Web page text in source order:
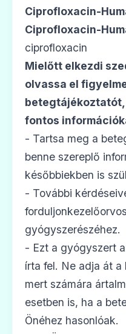
Ciloxan 3
Ciplox
Ciplox 500
Ciprofloxacin-
Ciprofloxacin-
ciprofloxacin
Mielőtt elkezdi
olvassa el
betegtájékoztatót,
fontos
- Tartsa meg a
benne szereplő
későbbiekben is
- További
gyógyszerészéhez.
- Ezt a gyógyszert
írta fel. Ne adja át
mert számára
esetben is, ha a
Önéhez hasonlóak.